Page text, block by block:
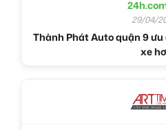
29/04/
Thành Phát Auto quận 9
xe